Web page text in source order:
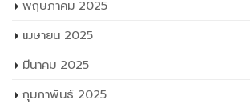
พฤษภาคม 2025
เมษายน 2025
มีนาคม 2025
กุมภาพันธ์ 2025